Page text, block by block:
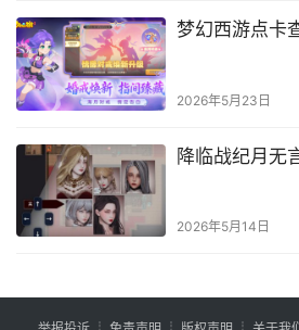
梦幻西游点卡
2026年5月23日
降临战纪月无
2026年5月14日